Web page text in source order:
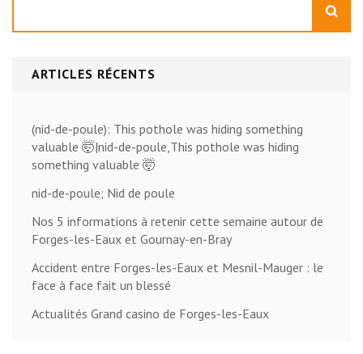
ARTICLES RÉCENTS
(nid-de-poule): This pothole was hiding something
valuable 🤯|nid-de-poule,This pothole was hiding
something valuable 🤯
nid-de-poule; Nid de poule
Nos 5 informations à retenir cette semaine autour de
Forges-les-Eaux et Gournay-en-Bray
Accident entre Forges-les-Eaux et Mesnil-Mauger : le
face à face fait un blessé
Actualités Grand casino de Forges-les-Eaux